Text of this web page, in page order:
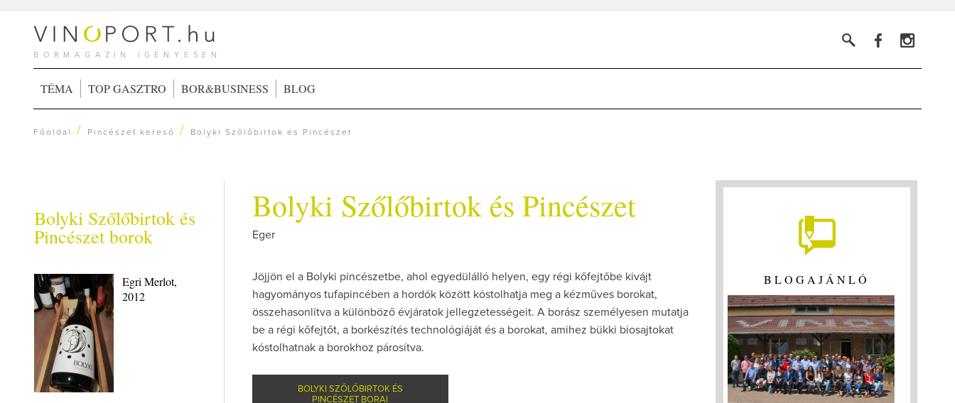
BORMAGAZIN IGÉNYESEN
TÉMA TOP GASZTRO BOR&BUSINESS BLOG
Főoldal / Pincészet kereső / Bolyki Szőlőbirtok és Pincészet
Bolyki Szőlőbirtok és
Pincészet borok
Egri Merlot,
2012
Bolyki Szőlőbirtok és Pincészet
Eger
Jöjjön el a Bolyki pincészetbe, ahol egyedülálló helyen, egy régi kőfejtőbe kivájt
hagyományos tufapincében a hordók között kóstolhatja meg a kézműves borokat,
összehasonlítva a különböző évjáratok jellegzetességeit. A borász személyesen mutatja
be a régi kőfejtőt, a borkészítés technológiáját és a borokat, amihez bükki biosajtokat
kóstolhatnak a borokhoz párosítva.
BOLYKI SZŐLŐBIRTOK ÉS
PINCÉSZET BORAI
BLOGAJÁNLÓ